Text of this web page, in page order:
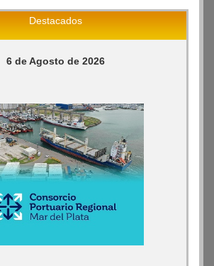
Destacados
6 de Agosto de 2026